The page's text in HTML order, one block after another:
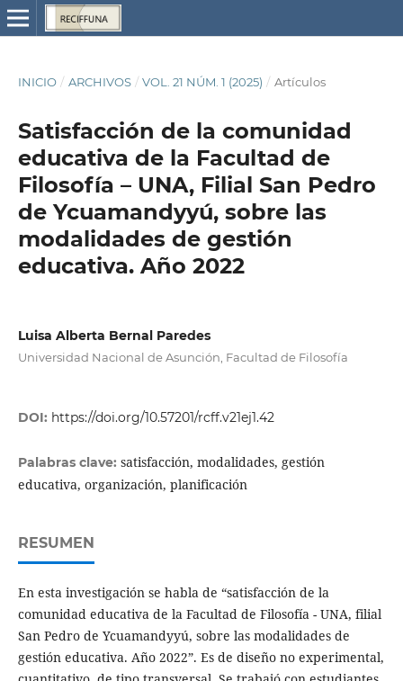
INICIO / ARCHIVOS / VOL. 21 NÚM. 1 (2025) / Artículos
Satisfacción de la comunidad
educativa de la Facultad de
Filosofía – UNA, Filial San Pedro
de Ycuamandyyú, sobre las
modalidades de gestión
educativa. Año 2022
Luisa Alberta Bernal Paredes
Universidad Nacional de Asunción, Facultad de Filosofía
DOI: https://doi.org/10.57201/rcff.v21ej1.42
Palabras clave: satisfacción, modalidades, gestión
educativa, organización, planificación
RESUMEN
En esta investigación se habla de “satisfacción de la
comunidad educativa de la Facultad de Filosofía - UNA, filial
San Pedro de Ycuamandyyú, sobre las modalidades de
gestión educativa. Año 2022”. Es de diseño no experimental,